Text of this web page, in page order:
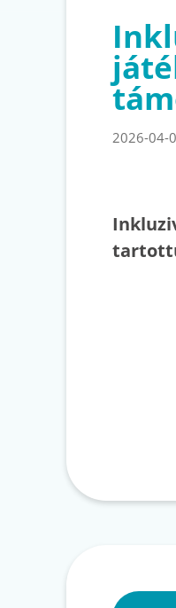
2026-04-